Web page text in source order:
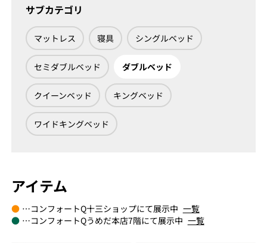
サブカテゴリ
マットレス 寝具 シングルベッド
セミダブルベッド ダブルベッド
クイーンベッド キングベッド
ワイドキングベッド
アイテム
●…コンフォートQ十三ショップにて展示中 一覧
●…コンフォートQうめだ本店7階にて展示中 一覧